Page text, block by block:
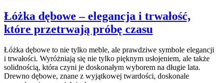
Łóżka dębowe – elegancja i trwałość,
które przetrwają próbę czasu
Łóżka dębowe to nie tylko meble, ale prawdziwe symbole elegancji
i trwałości. Wyróżniają się nie tylko pięknym usłojeniem, ale także
solidnością, która czyni je doskonałym wyborem na długie lata.
Drewno dębowe, znane z wyjątkowej twardości, doskonale